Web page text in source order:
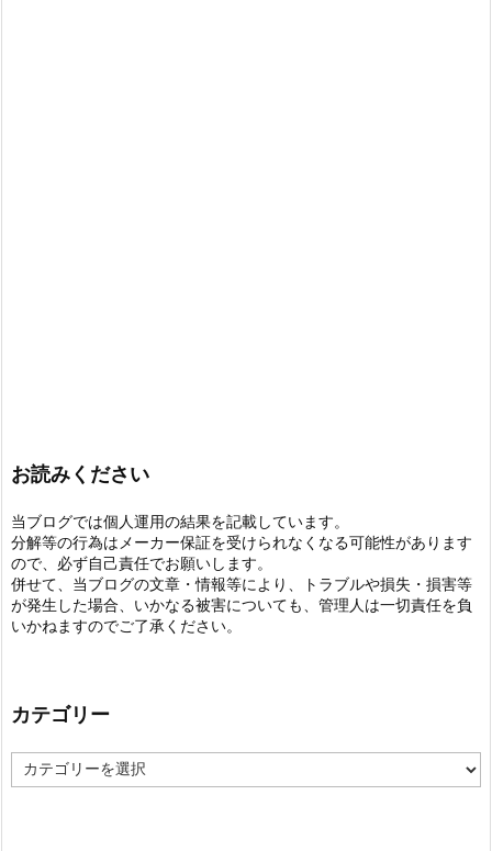
お読みください
当ブログでは個人運用の結果を記載しています。
分解等の行為はメーカー保証を受けられなくなる可能性があります
ので、必ず自己責任でお願いします。
併せて、当ブログの文章・情報等により、トラブルや損失・損害等
が発生した場合、いかなる被害についても、管理人は一切責任を負
いかねますのでご了承ください。
カテゴリー
テ